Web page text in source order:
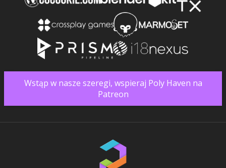
Wstąp w nasze szeregi, wspieraj Poly Haven na
Patreon